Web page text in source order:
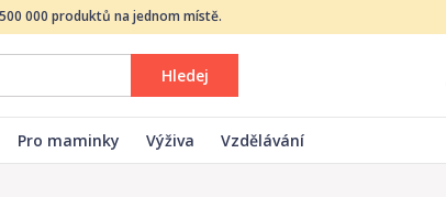
000 produktů na jednom místě.
Hledej
Pro maminky Výživa Vzdělávání